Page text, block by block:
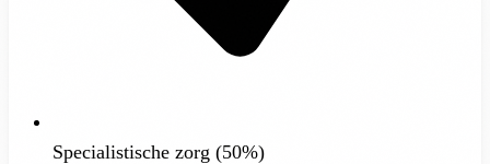
Specialistische zorg (50%)